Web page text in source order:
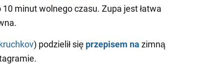
10 minut wolnego czasu. Zupa jest łatwa
) podzielił się przepisem na zimną